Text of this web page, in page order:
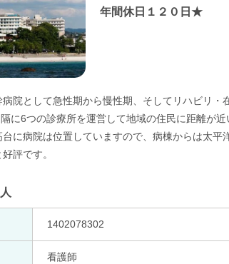
年間休日１２０日★
病院として急性期から慢性期、そしてリハビリ・
に6つの診療所を運営して地域の住民に距離が
台に病院は位置していますので、病棟からは太平
評です。
1402078302
看護師